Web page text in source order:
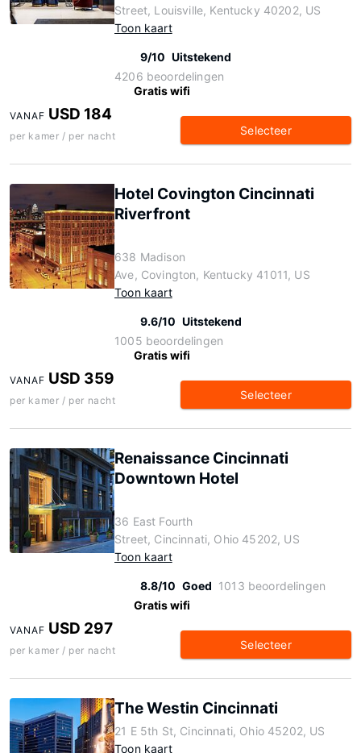
Street, Louisville, Kentucky 40202, US
Toon kaart
9/10 Uitstekend
4206 beoordelingen
Gratis wifi
VANAF USD 184
per kamer / per nacht Selecteer
Hotel Covington Cincinnati
Riverfront
638 Madison
Ave, Covington, Kentucky 41011, US
Toon kaart
9.6/10 Uitstekend
1005 beoordelingen
Gratis wifi
VANAF USD 359
per kamer / per nacht Selecteer
Renaissance Cincinnati
Downtown Hotel
36 East Fourth
Street, Cincinnati, Ohio 45202, US
Toon kaart
8.8/10 Goed 1013 beoordelingen
Gratis wifi
VANAF USD 297
per kamer / per nacht Selecteer
The Westin Cincinnati
21 E 5th St, Cincinnati, Ohio 45202, US
Toon kaart